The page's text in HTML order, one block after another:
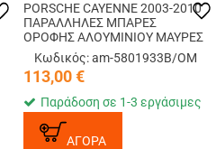
PORSCHE CAYENNE 2003-2010
ΠΑΡΑΛΛΗΛΕΣ ΜΠΑΡΕΣ
ΟΡΟΦΗΣ ΑΛΟΥΜΙΝΙΟΥ ΜΑΥΡΕΣ
SOLID OMTEC - 2 TEM.
Κωδικός: am-5801933B/OM
113,00€
Παράδοση σε 1-3 εργάσιμες
ΑΓΟΡΑ